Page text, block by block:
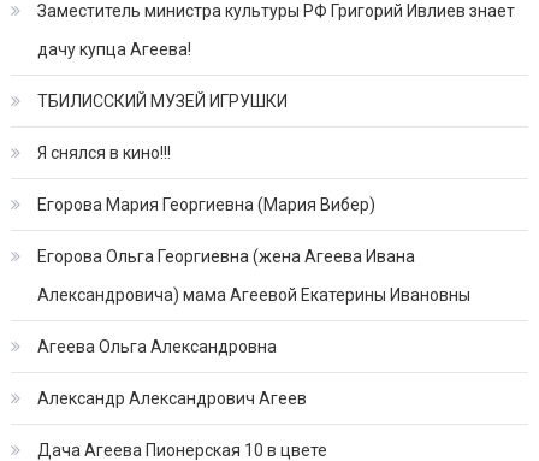
Заместитель министра культуры РФ Григорий Ивлиев знает
дачу купца Агеева!
ТБИЛИССКИЙ МУЗЕЙ ИГРУШКИ
Я снялся в кино!!!
Егорова Мария Георгиевна (Мария Вибер)
Егорова Ольга Георгиевна (жена Агеева Ивана
Александровича) мама Агеевой Екатерины Ивановны
Агеева Ольга Александровна
Александр Александрович Агеев
Дача Агеева Пионерская 10 в цвете